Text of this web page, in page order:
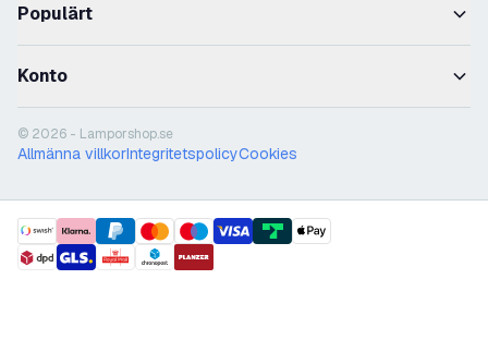
Populärt
Konto
© 2026 - Lamporshop.se
Allmänna villkorIntegritetspolicyCookies
payment methods
shipment methods